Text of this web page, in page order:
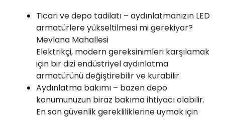
Ticari ve depo tadilatı – aydınlatmanızın LED
armatürlere yükseltilmesi mi gerekiyor?
Mevlana Mahallesi
Elektrikçi, modern gereksinimleri karşılamak
için bir dizi endüstriyel aydınlatma
armatürünü değiştirebilir ve kurabilir.
Aydınlatma bakımı – bazen depo
konumunuzun biraz bakıma ihtiyacı olabilir.
En son güvenlik gerekliliklerine uymak için